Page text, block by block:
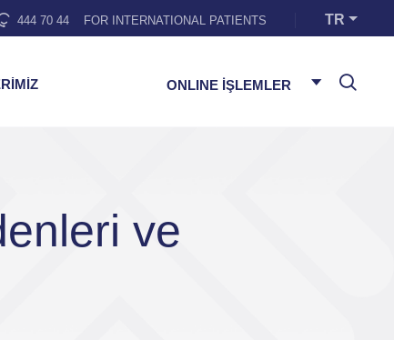
444 70 44 FOR INTERNATIONAL PATIENTS TR
ONLINE İŞLEMLER
ve